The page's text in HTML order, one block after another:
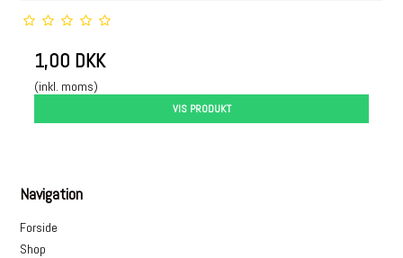
1,00 DKK
(inkl. moms)
VIS PRODUKT
Navigation
Forside
Shop